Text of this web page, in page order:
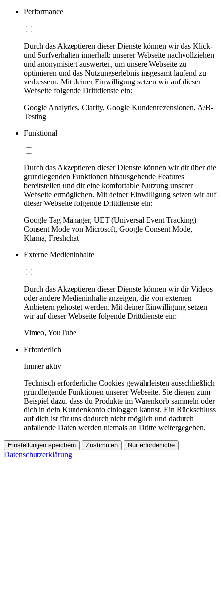
Performance
Durch das Akzeptieren dieser Dienste können wir das Klick-
und Surfverhalten innerhalb unserer Webseite nachvollziehen
und anonymisiert auswerten, um unsere Webseite zu
optimieren und das Nutzungserlebnis insgesamt laufend zu
verbessern. Mit deiner Einwilligung setzen wir auf dieser
Webseite folgende Drittdienste ein:
Google Analytics, Clarity, Google Kundenrezensionen, A/B-
Testing
Funktional
Durch das Akzeptieren dieser Dienste können wir dir über die
grundlegenden Funktionen hinausgehende Features
bereitstellen und dir eine komfortable Nutzung unserer
Webseite ermöglichen. Mit deiner Einwilligung setzen wir auf
dieser Webseite folgende Drittdienste ein:
Google Tag Manager, UET (Universal Event Tracking)
Consent Mode von Microsoft, Google Consent Mode,
Klarna, Freshchat
Externe Medieninhalte
Durch das Akzeptieren dieser Dienste können wir dir Videos
oder andere Medieninhalte anzeigen, die von externen
Anbietern gehostet werden. Mit deiner Einwilligung setzen
wir auf dieser Webseite folgende Drittdienste ein:
Vimeo, YouTube
Erforderlich
Immer aktiv
Technisch erforderliche Cookies gewährleisten ausschließlich
grundlegende Funktionen unserer Webseite. Sie dienen zum
Beispiel dazu, dass du Produkte im Warenkorb sammeln oder
dich in dein Kundenkonto einloggen kannst. Ein Rückschluss
auf dich ist für uns dadurch nicht möglich und dadurch
anfallende Daten werden niemals an Dritte weitergegeben.
Einstellungen speichern Zustimmen Nur erforderliche
Datenschutzerklärung